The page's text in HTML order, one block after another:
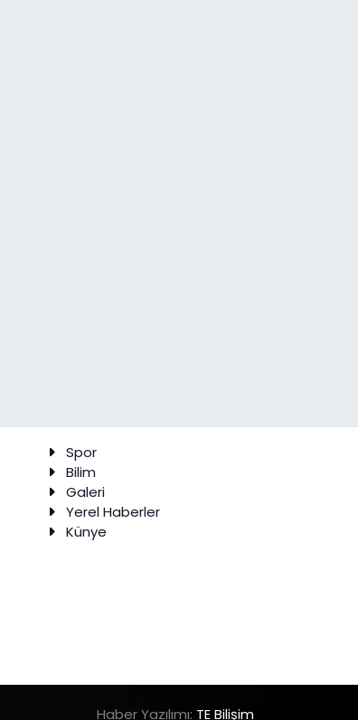
Spor
Bilim
Galeri
Yerel Haberler
Künye
Haber Yazılımı: TE Bilişim